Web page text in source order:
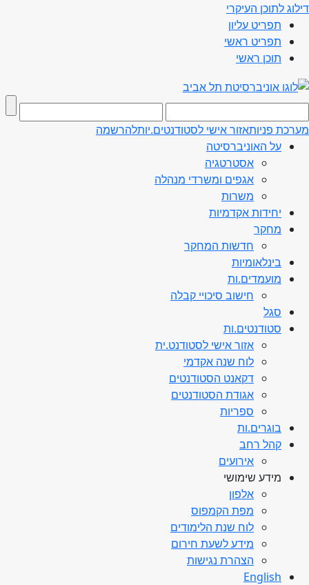
דילוג לתוכן העיקרי
תפריט עליון
תפריט ראשי
תוכן ראשי
מערכת פניותאזור אישי לסטודנטים.יותלהרשמה
על האוניברסיטה
אסטרטגיה
אגפים ומשרדי מנהלה
משרות
יחידות אקדמיות
מחקר
חדשות המחקר
בינלאומיות
מועמדים.ות
חישוב סיכויי קבלה
סגל
סטודנטים.ות
אזור אישי לסטודנט.ית
לוח שנה אקדמי
דקאנט הסטודנטים
אגודת הסטודנטים
ספריות
בוגרים.ות
קהל רחב
אירועים
מידע שימושי
אלפון
מפת הקמפוס
לוח שנת הלימודים
מידע לשעת חירום
הצהרת נגישות
English